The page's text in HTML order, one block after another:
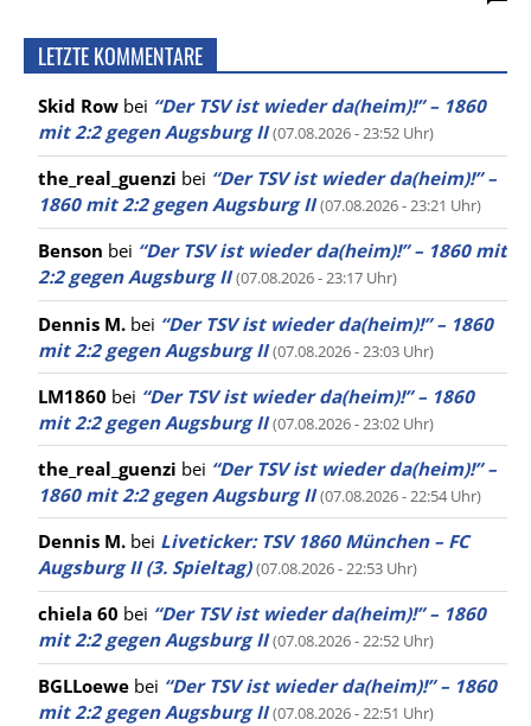
LETZTE KOMMENTARE
Skid Row bei “Der TSV ist wieder da(heim)!” – 1860
mit 2:2 gegen Augsburg II (07.08.2026 - 23:52 Uhr)
the_real_guenzi bei “Der TSV ist wieder da(heim)!” –
1860 mit 2:2 gegen Augsburg II (07.08.2026 - 23:21 Uhr)
Benson bei “Der TSV ist wieder da(heim)!” – 1860 mit
2:2 gegen Augsburg II (07.08.2026 - 23:17 Uhr)
Dennis M. bei “Der TSV ist wieder da(heim)!” – 1860
mit 2:2 gegen Augsburg II (07.08.2026 - 23:03 Uhr)
LM1860 bei “Der TSV ist wieder da(heim)!” – 1860
mit 2:2 gegen Augsburg II (07.08.2026 - 23:02 Uhr)
the_real_guenzi bei “Der TSV ist wieder da(heim)!” –
1860 mit 2:2 gegen Augsburg II (07.08.2026 - 22:54 Uhr)
Dennis M. bei Liveticker: TSV 1860 München – FC
Augsburg II (3. Spieltag) (07.08.2026 - 22:53 Uhr)
chiela 60 bei “Der TSV ist wieder da(heim)!” – 1860
mit 2:2 gegen Augsburg II (07.08.2026 - 22:52 Uhr)
BGLLoewe bei “Der TSV ist wieder da(heim)!” – 1860
mit 2:2 gegen Augsburg II (07.08.2026 - 22:51 Uhr)